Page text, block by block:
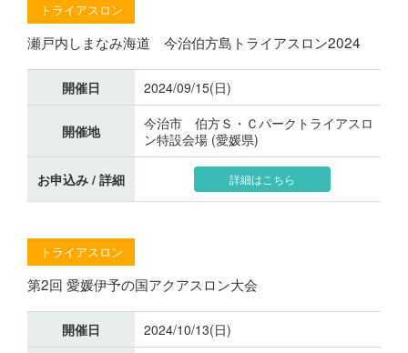
トライアスロン
瀬戸内しまなみ海道 今治伯方島トライアスロン2024
開催日 2024/09/15(日)
開催地
今治市 伯方Ｓ・Ｃパークトライアスロ
ン特設会場 (愛媛県)
お申込み / 詳細 詳細はこちら
トライアスロン
第2回 愛媛伊予の国アクアスロン大会
開催日
2024/10/13(日)